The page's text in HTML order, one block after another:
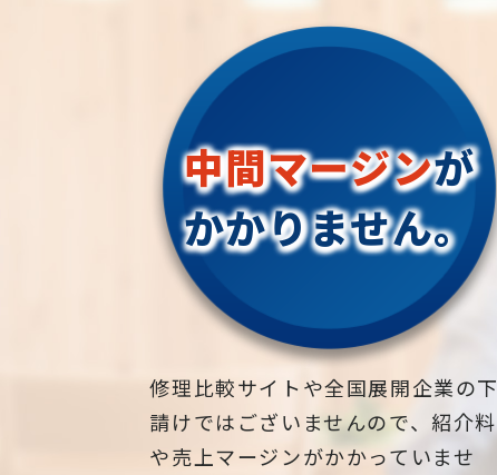
中間マージンが
かかりません。
修理比較サイトや全国展開企業の下
請けではございませんので、紹介料
や売上マージンがかかっていませ